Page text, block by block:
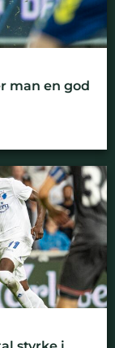
man en god